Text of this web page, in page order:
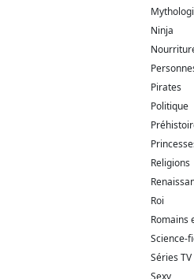
Ninja
Pirates
Politique
Religions
Roi
Romains
Science-
Séries TV
Sexy